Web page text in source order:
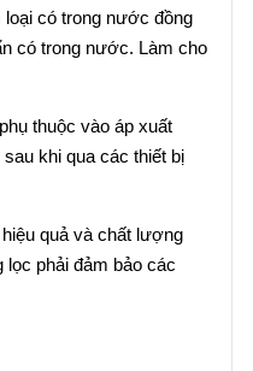
có trong nước đồng
có trong nước. Làm cho
thuộc vào áp xuất
khi qua các thiết bị
quả và chất lượng
phải đảm bảo các